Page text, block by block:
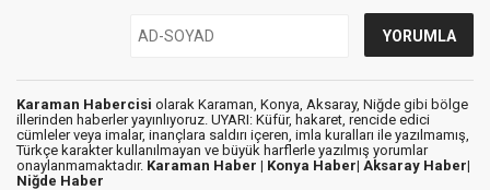
Karaman Habercisi olarak Karaman, Konya, Aksaray, Niğde gibi bölge
illerinden haberler yayınlıyoruz. UYARI: Küfür, hakaret, rencide edici
cümleler veya imalar, inançlara saldırı içeren, imla kuralları ile yazılmamış,
Türkçe karakter kullanılmayan ve büyük harflerle yazılmış yorumlar
onaylanmamaktadır. Karaman Haber | Konya Haber| Aksaray Haber|
Niğde Haber